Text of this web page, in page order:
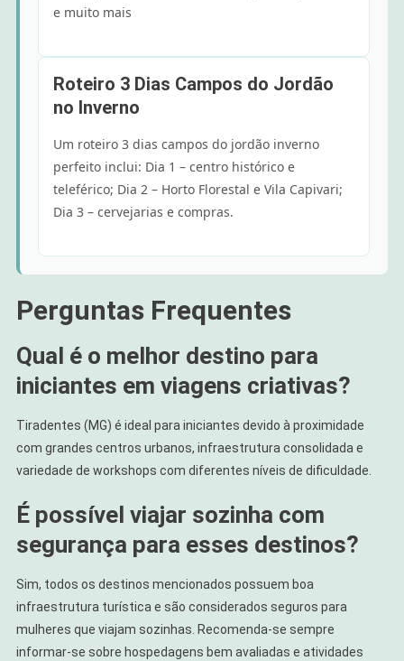
e muito mais
Roteiro 3 Dias Campos do Jordão
no Inverno
Um roteiro 3 dias campos do jordão inverno
perfeito inclui: Dia 1 – centro histórico e
teleférico; Dia 2 – Horto Florestal e Vila Capivari;
Dia 3 – cervejarias e compras.
Perguntas Frequentes
Qual é o melhor destino para
iniciantes em viagens criativas?
Tiradentes (MG) é ideal para iniciantes devido à proximidade
com grandes centros urbanos, infraestrutura consolidada e
variedade de workshops com diferentes níveis de dificuldade.
É possível viajar sozinha com
segurança para esses destinos?
Sim, todos os destinos mencionados possuem boa
infraestrutura turística e são considerados seguros para
mulheres que viajam sozinhas. Recomenda-se sempre
informar-se sobre hospedagens bem avaliadas e atividades